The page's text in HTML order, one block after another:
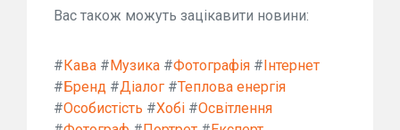
Вас також можуть зацікавити новини:
#Кава #Музика #Фотографія #Інтернет
#Бренд #Діалог #Теплова енергія
#Особистість #Хобі #Освітлення